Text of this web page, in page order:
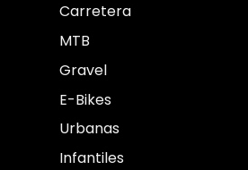
Carretera
MTB
Gravel
E-Bikes
Urbanas
Infantiles